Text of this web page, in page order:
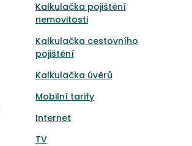
Kalkulačka pojištění
nemovitosti
Kalkulačka cestovního
pojištění
Kalkulačka úvěrů
Mobilní tarify
Internet
TV